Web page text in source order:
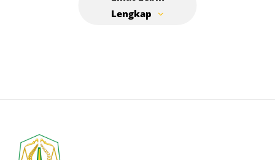
917 H atau September 1511 Masehi. Selain makam
dari Cot Guduek, di Kecamatan Pidie, Kabupaten
Pidie. Batu nisan di kompleks ini memiliki kaligrafi